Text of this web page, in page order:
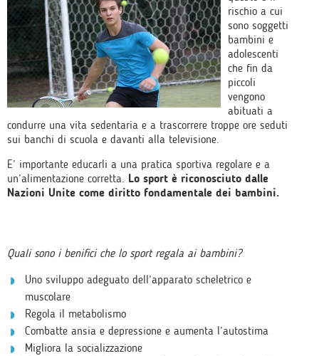
rischio a cui
sono soggetti
bambini e
adolescenti
che fin da
piccoli
vengono
abituati a
condurre una vita sedentaria e a trascorrere troppe ore seduti
sui banchi di scuola e davanti alla televisione.
E’ importante educarli a una pratica sportiva regolare e a
un’alimentazione corretta. Lo sport è riconosciuto dalle
Nazioni Unite come diritto fondamentale dei bambini.
Quali sono i benifici che lo sport regala ai bambini?
Uno sviluppo adeguato dell’apparato scheletrico e
muscolare
Regola il metabolismo
Combatte ansia e depressione e aumenta l’autostima
Migliora la socializzazione